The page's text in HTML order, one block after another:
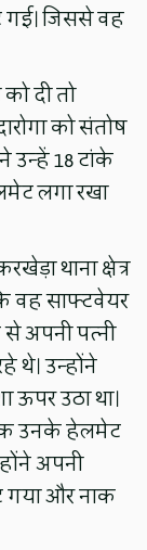
गई। जिससे वह
दी तो
को संतोष
उन्हें 18 टांके
लगा रखा
थाना क्षेत्र
वह साफ्टवेयर
अपनी पत्नी
थे। उन्होंने
ऊपर उठा था।
उनके हेलमेट
अपनी
गया और नाक